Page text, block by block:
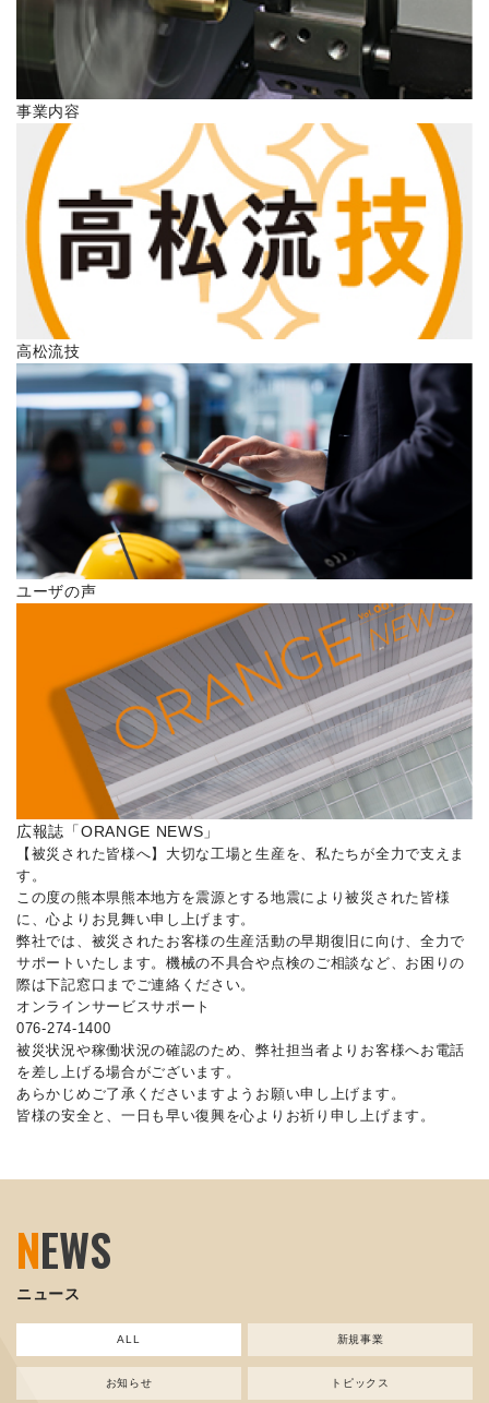
ENGLISH
事業内容
高松流技
ユーザの声
広報誌「ORANGE NEWS」
【被災された皆様へ】大切な工場と生産を、私たちが全力で支えま
す。
この度の熊本県熊本地方を震源とする地震により被災された皆様
に、心よりお見舞い申し上げます。
弊社では、被災されたお客様の生産活動の早期復旧に向け、全力で
サポートいたします。機械の不具合や点検のご相談など、お困りの
際は下記窓口までご連絡ください。
オンラインサービスサポート
076-274-1400
被災状況や稼働状況の確認のため、弊社担当者よりお客様へお電話
を差し上げる場合がございます。
あらかじめご了承くださいますようお願い申し上げます。
皆様の安全と、一日も早い復興を心よりお祈り申し上げます。
NEWS
ニュース
ALL 新規事業
お知らせ トピックス